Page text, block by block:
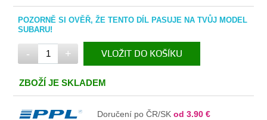
POZORNĚ SI OVĚŘ, ŽE TENTO DÍL PASUJE NA TVŮJ MODEL
SUBARU!
- + VLOŽIT DO KOŠÍKU
ZBOŽÍ JE SKLADEM
Doručení po ČR/SKod 3.90 €